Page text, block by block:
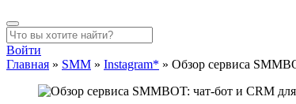
Войти
Главная » SMM » Instagram* » Обзор сервиса